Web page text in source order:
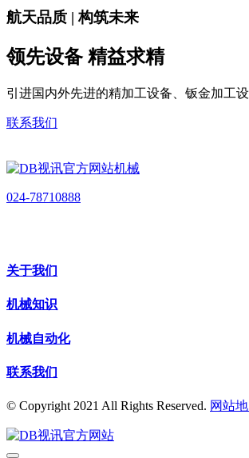
航天品质 | 构筑未来
领先设备 精益求精
引进国内外先进的精加工设备、钣金加工
联系我们
024-78710888
关于我们
机械知识
机械自动化
联系我们
© Copyright 2021 All Rights Reserved. 网站